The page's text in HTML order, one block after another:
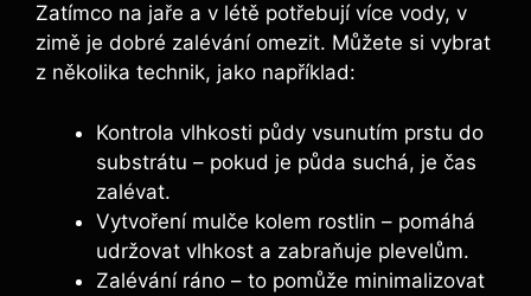
Zatímco ⁣na jaře a v létě potřebují více​ vody, v
zimě je dobré zalévání ⁢omezit. ​Můžete si vybrat
z několika technik,⁢ jako ​například:
Kontrola vlhkosti půdy vsunutím prstu do
substrátu – pokud⁤ je⁢ půda ‍suchá, je ⁣čas
zalévat.
Vytvoření mulče‍ kolem‍ rostlin – pomáhá
udržovat vlhkost a zabraňuje plevelům.
Zalévání ráno – to pomůže minimalizovat